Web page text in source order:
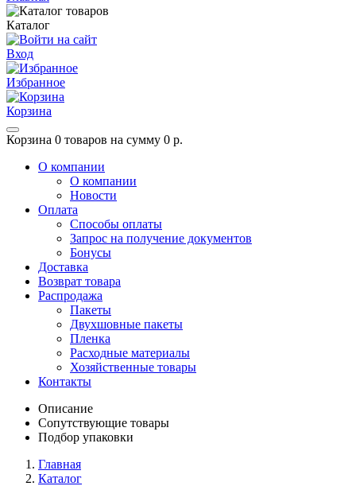
Каталог
Вход
Избранное
Корзина
Корзина 0 товаров на сумму 0 р.
О компании
О компании
Новости
Оплата
Способы оплаты
Запрос на получение документов
Бонусы
Доставка
Возврат товара
Распродажа
Пакеты
Двухшовные пакеты
Пленка
Расходные материалы
Хозяйственные товары
Контакты
Описание
Сопутствующие товары
Подбор упаковки
Главная
Каталог